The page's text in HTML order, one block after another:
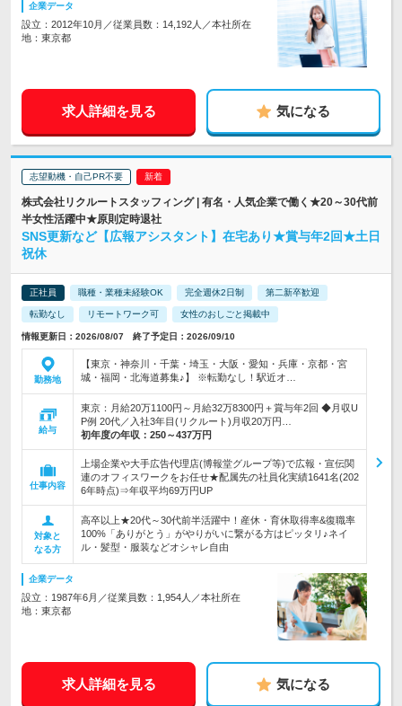
企業データ
設立：2012年10月／従業員数：14,192人／本社所在
地：東京都
求人詳細を見る 気になる
志望動機・自己PR不要
株式会社リクルートスタッフィング | 有名・人気企業で働く★20～30代前
半女性活躍中★原則定時退社
SNS更新など【広報アシスタント】在宅あり★賞与年2回★土日
祝休
正社員 職種・業種未経験OK 完全週休2日制 第二新卒歓迎
転勤なし リモートワーク可 女性のおしごと掲載中
情報更新日：2026/08/07 終了予定日：2026/09/10
勤務地
【東京・神奈川・千葉・埼玉・大阪・愛知・兵庫・京都・宮
城・福岡・北海道募集♪】 ※転勤なし！駅近オ…
給与
東京：月給20万1100円～月給32万8300円＋賞与年2回 ◆月収U
P例 20代／入社3年目(リクルート)月収20万円…
初年度の年収： 250～437万円
仕事内容
上場企業や大手広告代理店(博報堂グループ等)で広報・宣伝関
連のオフィスワークをお任せ★配属先の社員化実績1641名(202
6年時点)⇒年収平均69万円UP
対象と
なる方
高卒以上★20代～30代前半活躍中！産休・育休取得率&復職率
100%「ありがとう」がやりがいに繋がる方はピッタリ♪ネイ
ル・髪型・服装などオシャレ自由
企業データ
設立：1987年6月／従業員数：1,954人／本社所在
地：東京都
求人詳細を見る 気になる